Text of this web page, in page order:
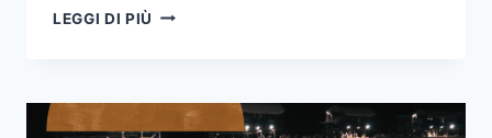
LEGGI DI PIÙ EP07
UN
SUCCESSO